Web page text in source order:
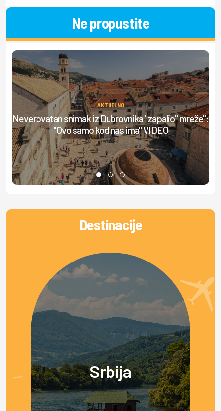
Ne propustite
AKTUELNO
Neverovatan snimak iz Dubrovnika "zapalio" mreže":
"Ovo samo kod nas ima" VIDEO
Destinacije
Srbija